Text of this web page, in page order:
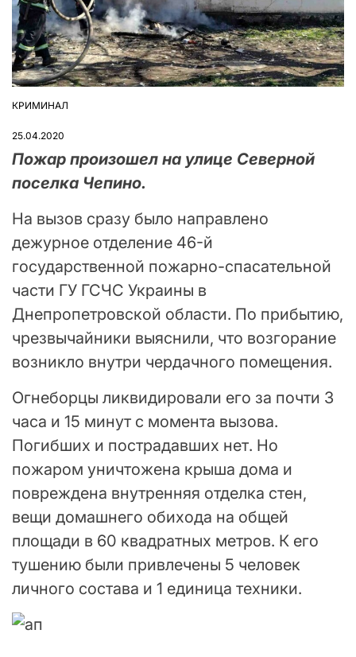
ОПУБЛІКУВАТИ
КРИМИНАЛ
25.04.2020
Пожар произошел на улице Северной
поселка Чепино.
На вызов сразу было направлено
дежурное отделение 46-й
государственной пожарно-спасательной
части ГУ ГСЧС Украины в
Днепропетровской области. По прибытию,
чрезвычайники выяснили, что возгорание
возникло внутри чердачного помещения.
Огнеборцы ликвидировали его за почти 3
часа и 15 минут с момента вызова.
Погибших и пострадавших нет. Но
пожаром уничтожена крыша дома и
повреждена внутренняя отделка стен,
вещи домашнего обихода на общей
площади в 60 квадратных метров. К его
тушению были привлечены 5 человек
личного состава и 1 единица техники.